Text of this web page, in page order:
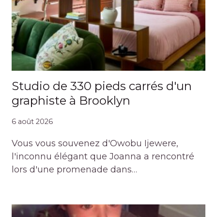
Studio de 330 pieds carrés d'un
graphiste à Brooklyn
6 août 2026
Vous vous souvenez d'Owobu Ijewere,
l'inconnu élégant que Joanna a rencontré
lors d'une promenade dans…